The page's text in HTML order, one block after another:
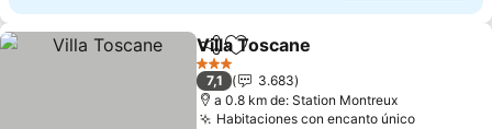
CompartirAñadir a favoritos
Villa Toscane
3 Estrellas
7,1
3.683
a 0.8 km de: Station Montreux
Habitaciones con encanto único